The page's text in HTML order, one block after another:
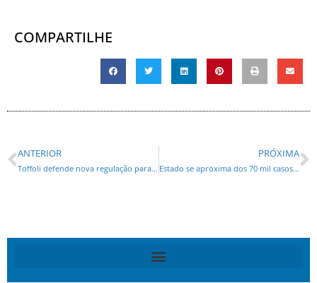
COMPARTILHE
ANTERIOR
Toffoli defende nova regulação para combate às fake news
PRÓXIMA
Estado se aproxima dos 70 mil casos e registra 1,7 mil mortes